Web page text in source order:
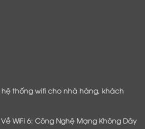
thống wifi cho nhà hàng, khách
WiFi 6: Công Nghệ Mạng Không Dây